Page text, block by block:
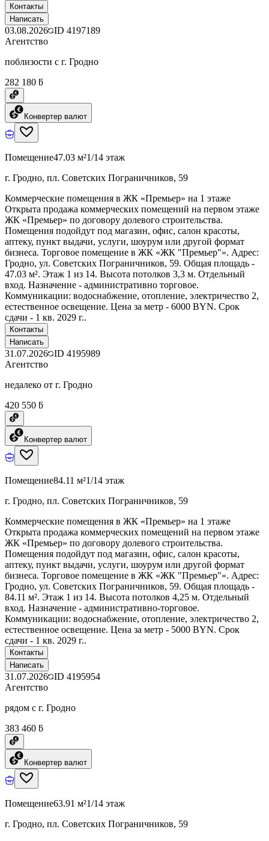
Контакты
Написать
03.08.2026 ID 4197189
Агентство
поблизости с г. Гродно
282 180 ƃ
Конвертер валют
Помещение47.03 м²1/14 этаж
г. Гродно, пл. Советских Пограничников, 59
Коммерческие помещения в ЖК «Премьер» на 1 этаже
Открыта продажа коммерческих помещений на первом этаже
ЖК «Премьер» по договору долевого строительства.
Помещения подойдут под магазин, офис, салон красоты,
аптеку, пункт выдачи, услуги, шоурум или другой формат
бизнеса. Торговое помещение в ЖК «ЖК "Премьер"». Адрес:
Гродно, ул. Советских Пограничников, 59. Общая площадь -
47.03 м². Этаж 1 из 14. Высота потолков 3,3 м. Отдельный
вход. Назначение - административно торговое.
Коммуникации: водоснабжение, отопление, электричество 2,
естественное освещение. Цена за метр - 6000 BYN. Срок
сдачи - 1 кв. 2029 г..
Контакты
Написать
31.07.2026 ID 4195989
Агентство
недалеко от г. Гродно
420 550 ƃ
Конвертер валют
Помещение84.11 м²1/14 этаж
г. Гродно, пл. Советских Пограничников, 59
Коммерческие помещения в ЖК «Премьер» на 1 этаже
Открыта продажа коммерческих помещений на первом этаже
ЖК «Премьер» по договору долевого строительства.
Помещения подойдут под магазин, офис, салон красоты,
аптеку, пункт выдачи, услуги, шоурум или другой формат
бизнеса. Торговое помещение в ЖК «ЖК "Премьер"». Адрес:
Гродно, ул. Советских Пограничников, 59. Общая площадь -
84.11 м². Этаж 1 из 14. Высота потолков 4,25 м. Отдельный
вход. Назначение - административно-торговое.
Коммуникации: водоснабжение, отопление, электричество 2,
естественное освещение. Цена за метр - 5000 BYN. Срок
сдачи - 1 кв. 2029 г..
Контакты
Написать
31.07.2026 ID 4195954
Агентство
рядом с г. Гродно
383 460 ƃ
Конвертер валют
Помещение63.91 м²1/14 этаж
г. Гродно, пл. Советских Пограничников, 59